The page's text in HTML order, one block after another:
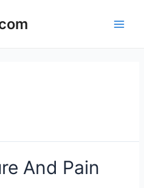
And Pain